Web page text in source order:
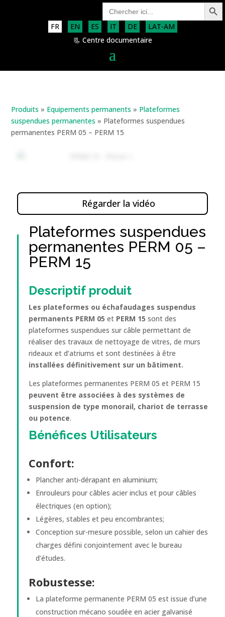
Search
for:
Search Button
FR EN ES IT DE
LAT-AM
📃 Centre documentaire
Produits » Equipements permanents » Plateformes
suspendues permanentes » Plateformes suspendues
permanentes PERM 05 – PERM 15
Régarder la vidéo
Plateformes suspendues
permanentes PERM 05 –
PERM 15
Descriptif produit
Les plateformes ou échafaudages suspendus
permanents PERM 05 etPERM 15 sont des
plateformes suspendues sur câble permettant de
réaliser des travaux de nettoyage de vitres, de murs
rideaux et d’atriums et sont destinées à être
installées définitivement sur un bâtiment.
Les plateformes permanentes PERM 05 et PERM 15
peuvent être associées à des systèmes de
suspension de type monorail, chariot de terrasse
ou potence.
Bénéfices Utilisateurs
Confort:
Plancher anti-dérapant en aluminium;
Enrouleurs pour câbles acier inclus et pour câbles
électriques (en option);
Légères, stables et peu encombrantes;
Conception sur-mesure possible, selon un cahier des
charges défini conjointement avec le bureau
d’études.
Robustesse:
La plateforme permanente PERM 05 est issue d’une
construction mécano soudée en acier galvanisé